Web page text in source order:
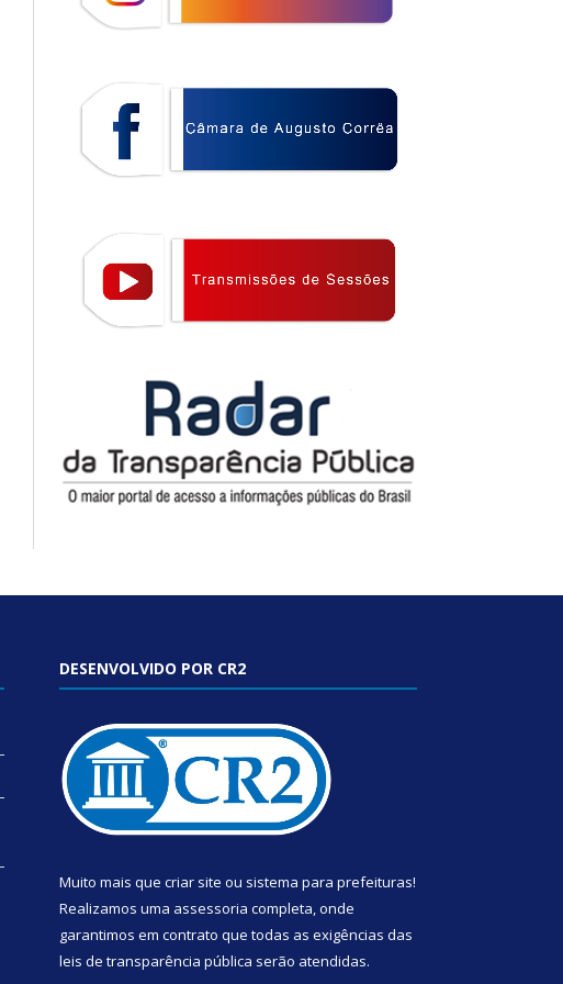
DESENVOLVIDO POR CR2
Muito mais que criar site ou sistema para prefeituras!
Realizamos uma assessoria completa, onde
garantimos em contrato que todas as exigências das
leis de transparência pública serão atendidas.